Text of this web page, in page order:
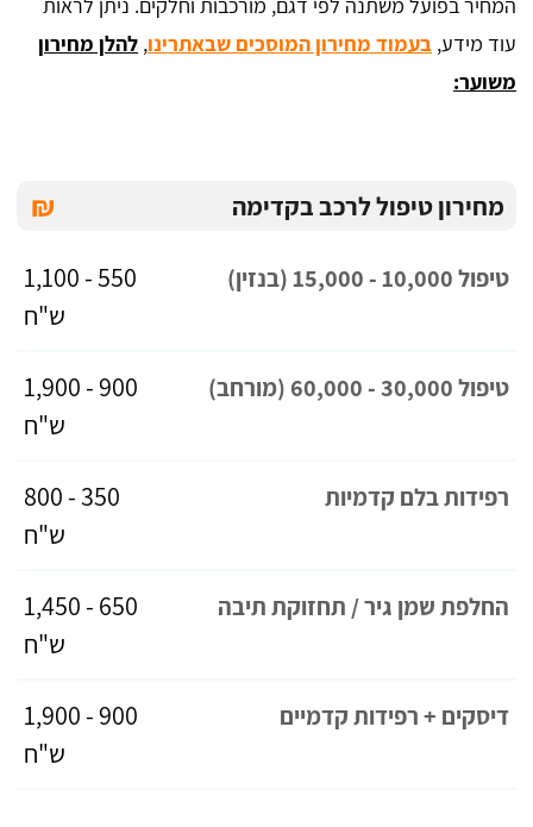
המחיר בפועל משתנה לפי דגם, מורכבות וחלקים. ניתן לראות
עוד מידע, בעמוד מחירון המוסכים שבאתרינו, להלן מחירון
משוער:
₪ מחירון טיפול לרכב בקדימה
טיפול 10,000 - 15,000 (בנזין)
550 - 1,100
ש"ח
טיפול 30,000 - 60,000 (מורחב)
900 - 1,900
ש"ח
רפידות בלם קדמיות
350 - 800
ש"ח
החלפת שמן גיר / תחזוקת תיבה
650 - 1,450
ש"ח
דיסקים + רפידות קדמיים
900 - 1,900
ש"ח